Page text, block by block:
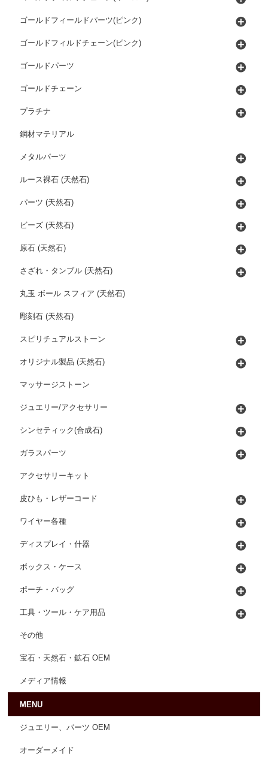
ゴールドフィールドパーツ(ピンク)
ゴールドフィルドチェーン(ピンク)
ゴールドパーツ
ゴールドチェーン
プラチナ
鋼材マテリアル
メタルパーツ
ルース裸石 (天然石)
パーツ (天然石)
ビーズ (天然石)
原石 (天然石)
さざれ・タンブル (天然石)
丸玉 ボール スフィア (天然石)
彫刻石 (天然石)
スピリチュアルストーン
オリジナル製品 (天然石)
マッサージストーン
ジュエリー/アクセサリー
シンセティック(合成石)
ガラスパーツ
アクセサリーキット
皮ひも・レザーコード
ワイヤー各種
ディスプレイ・什器
ボックス・ケース
ポーチ・バッグ
工具・ツール・ケア用品
その他
宝石・天然石・鉱石 OEM
メディア情報
MENU
ジュエリー、パーツ OEM
オーダーメイド